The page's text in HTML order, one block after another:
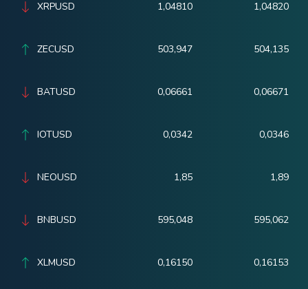
XRPUSD 1,04810 1,04820
ZECUSD 503,947 504,135
BATUSD 0,06661 0,06671
IOTUSD 0,0342 0,0346
NEOUSD 1,85 1,89
BNBUSD 595,048 595,062
XLMUSD 0,16150 0,16153